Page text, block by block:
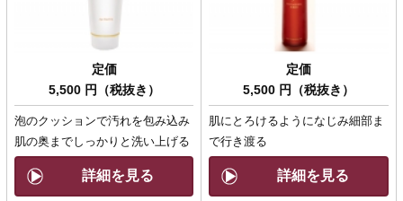
定価
5,500 円（税抜き）
定価
5,500 円（税抜き）
泡のクッションで汚れを包み込み
肌の奥までしっかりと洗い上げる
肌にとろけるようになじみ細部ま
で行き渡る
詳細を見る 詳細を見る